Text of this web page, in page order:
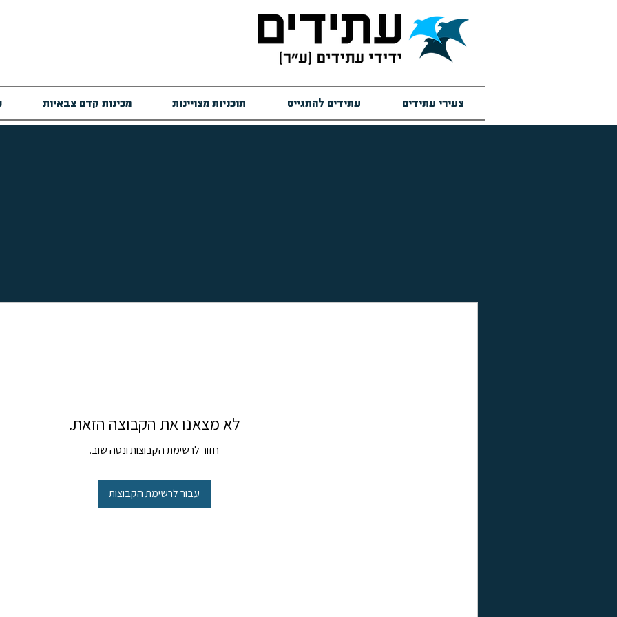
צעירי עתידים עתידים להתגייס תוכניות מצויינות מכינות קדם צבאיות
לא מצאנו את הקבוצה הזאת.
חזור לרשימת הקבוצות ונסה שוב.
עבור לרשימת הקבוצות